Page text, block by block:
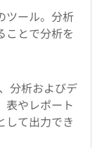
ツール。分析
ことで分析を
分析およびデ
表やレポート
して出力でき